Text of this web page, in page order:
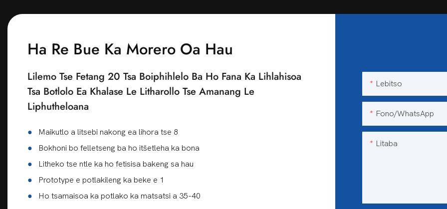
Ha Re Bue Ka Morero Oa Hau
Lilemo Tse Fetang 20 Tsa Boiphihlelo Ba Ho Fana Ka Lihlahisoa
Tsa Botlolo Ea Khalase Le Litharollo Tse Amanang Le
Liphutheloana
●
Maikutlo a litsebi nakong ea lihora tse 8
●
Bokhoni bo felletseng ba ho itšetleha ka bona
●
Litheko tse ntle ka ho fetisisa bakeng sa hau
●
Prototype e potlakileng ka beke e 1
●
Ho tsamaisoa ka potlako ka matsatsi a 35-40
Lebitso
Fono/WhatsApp
Litaba